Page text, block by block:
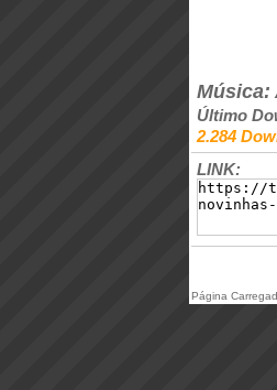
Música:
Último
2.284
LINK:
Página